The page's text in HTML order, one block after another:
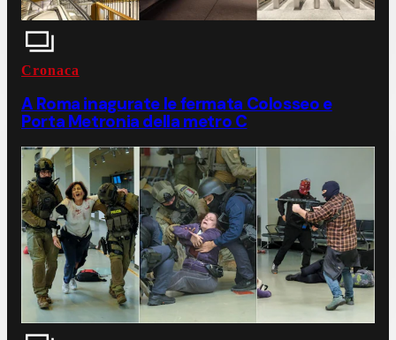
Cronaca
A Roma inagurate le fermata Colosseo e
Porta Metronia della metro C